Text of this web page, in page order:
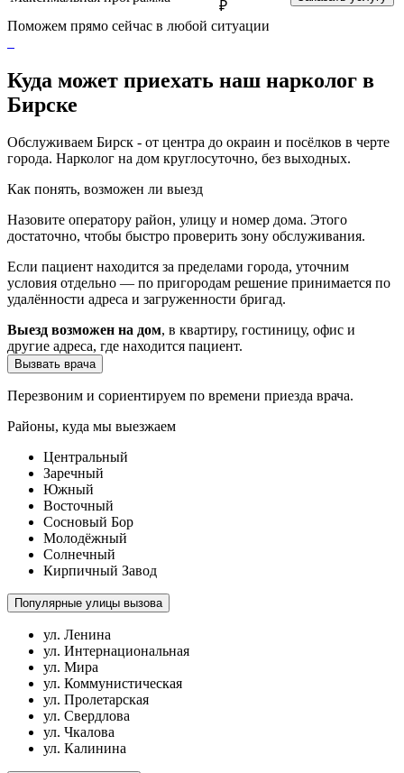
₽
Поможем прямо сейчас в любой ситуации
Куда может приехать наш нарколог в
Бирске
Обслуживаем Бирск - от центра до окраин и посёлков в черте
города. Нарколог на дом круглосуточно, без выходных.
Как понять, возможен ли выезд
Назовите оператору район, улицу и номер дома. Этого
достаточно, чтобы быстро проверить зону обслуживания.
Если пациент находится за пределами города, уточним
условия отдельно — по пригородам решение принимается по
удалённости адреса и загруженности бригад.
Выезд возможен на дом, в квартиру, гостиницу, офис и
другие адреса, где находится пациент.
Вызвать врача
Перезвоним и сориентируем по времени приезда врача.
Районы, куда мы выезжаем
Центральный
Заречный
Южный
Восточный
Сосновый Бор
Молодёжный
Солнечный
Кирпичный Завод
Популярные улицы вызова
ул. Ленина
ул. Интернациональная
ул. Мира
ул. Коммунистическая
ул. Пролетарская
ул. Свердлова
ул. Чкалова
ул. Калинина